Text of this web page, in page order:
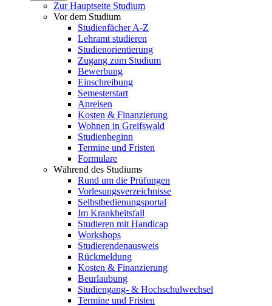
Zur Hauptseite Studium
Vor dem Studium
Studienfächer A-Z
Lehramt studieren
Studienorientierung
Zugang zum Studium
Bewerbung
Einschreibung
Semesterstart
Anreisen
Kosten & Finanzierung
Wohnen in Greifswald
Studienbeginn
Termine und Fristen
Formulare
Während des Studiums
Rund um die Prüfungen
Vorlesungsverzeichnisse
Selbstbedienungsportal
Im Krankheitsfall
Studieren mit Handicap
Workshops
Studierendenausweis
Rückmeldung
Kosten & Finanzierung
Beurlaubung
Studiengang- & Hochschulwechsel
Termine und Fristen